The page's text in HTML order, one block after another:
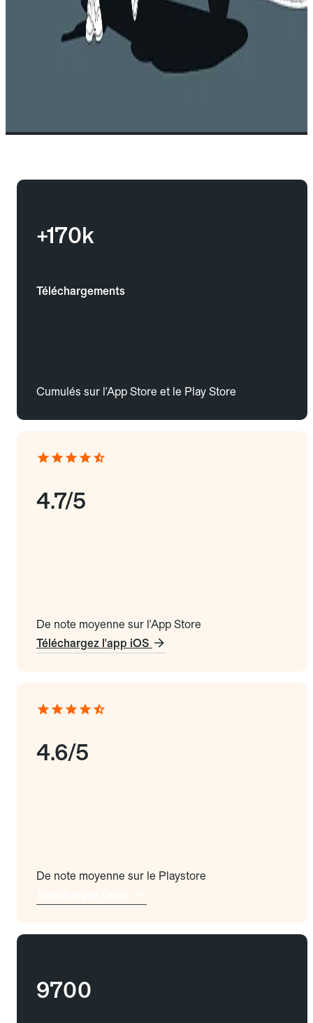
+170k
Téléchargements
Cumulés sur l'App Store et le Play Store
4.7/5
De note moyenne sur l'App Store
Téléchargez l'app iOS
4.6/5
De note moyenne sur le Playstore
9700